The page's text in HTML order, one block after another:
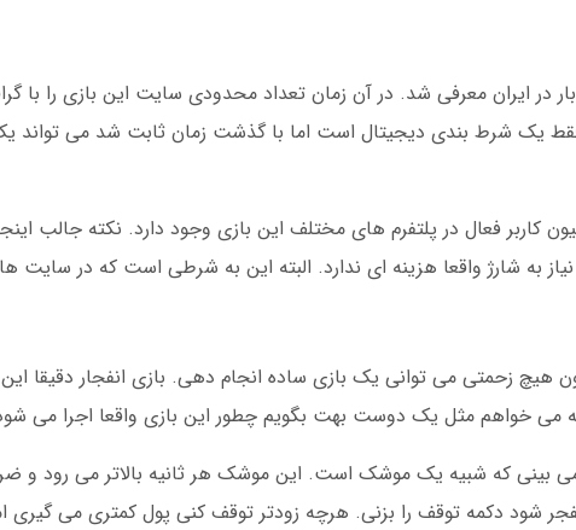
در سال 1395 برای اولین بار در ایران معرفی شد. در آن زمان تعداد محدودی سایت این بازی
فقط یک شرط بندی دیجیتال است اما با گذشت زمان ثابت شد می تواند
نیاز به شارژ واقعا هزینه ای ندارد. البته این به شرطی است که در سایت
هیچ زحمتی می توانی یک بازی ساده انجام دهی. بازی انفجار دقیقا
می خواهم مثل یک دوست بهت بگویم چطور این بازی واقعا اجرا می
بینی که شبیه یک موشک است. این موشک هر ثانیه بالاتر می رود و
شود دکمه توقف را بزنی. هرچه زودتر توقف کنی پول کمتری می گیری